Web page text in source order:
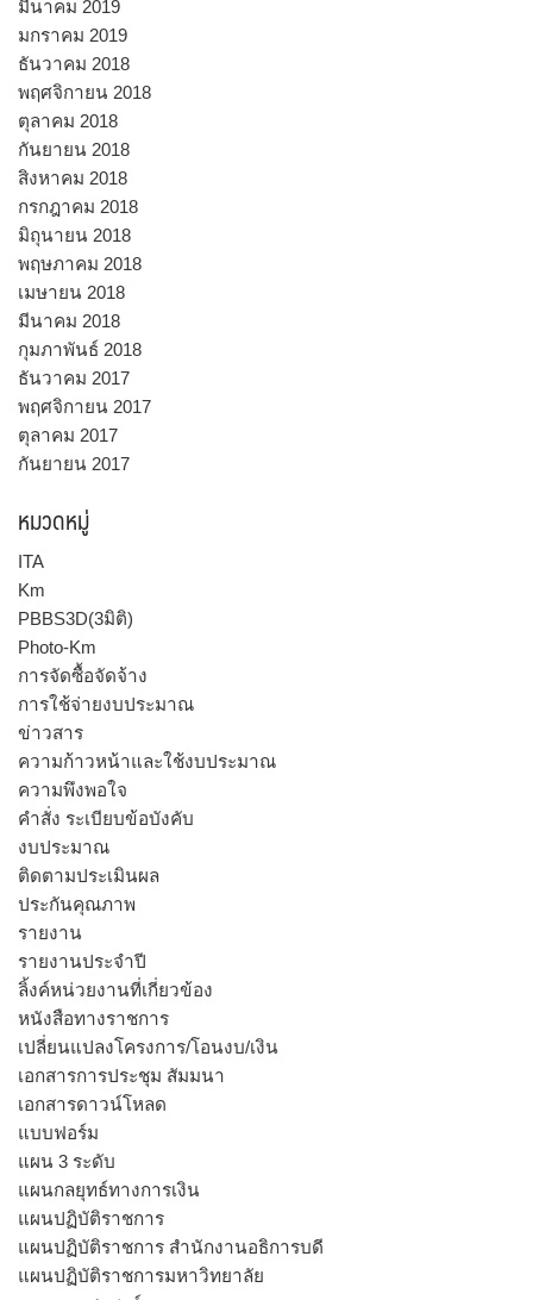
มีนาคม 2019
มกราคม 2019
ธันวาคม 2018
พฤศจิกายน 2018
ตุลาคม 2018
กันยายน 2018
สิงหาคม 2018
กรกฎาคม 2018
มิถุนายน 2018
พฤษภาคม 2018
เมษายน 2018
มีนาคม 2018
กุมภาพันธ์ 2018
ธันวาคม 2017
พฤศจิกายน 2017
ตุลาคม 2017
กันยายน 2017
หมวดหมู่
ITA
Km
PBBS3D(3มิติ)
Photo-Km
การจัดซื้อจัดจ้าง
การใช้จ่ายงบประมาณ
ข่าวสาร
ความก้าวหน้าและใช้งบประมาณ
ความพึงพอใจ
คำสั่ง ระเบียบข้อบังคับ
งบประมาณ
ติดตามประเมินผล
ประกันคุณภาพ
รายงาน
รายงานประจำปี
ลิ้งค์หน่วยงานที่เกี่ยวข้อง
หนังสือทางราชการ
เปลี่ยนแปลงโครงการ/โอนงบ/เงิน
เอกสารการประชุม สัมมนา
เอกสารดาวน์โหลด
แบบฟอร์ม
แผน 3 ระดับ
แผนกลยุทธ์ทางการเงิน
แผนปฏิบัติราชการ
แผนปฏิบัติราชการ สำนักงานอธิการบดี
แผนปฏิบัติราชการมหาวิทยาลัย